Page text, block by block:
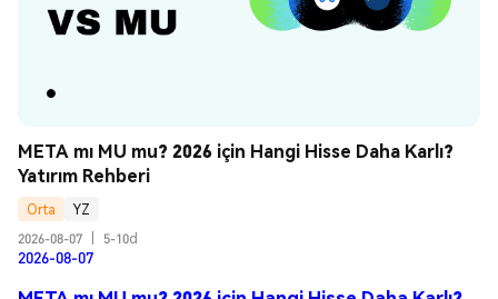
META mı MU mu? 2026 için Hangi Hisse Daha Karlı?
Yatırım Rehberi
Orta
YZ
2026-08-07
5-10d
2026-08-07